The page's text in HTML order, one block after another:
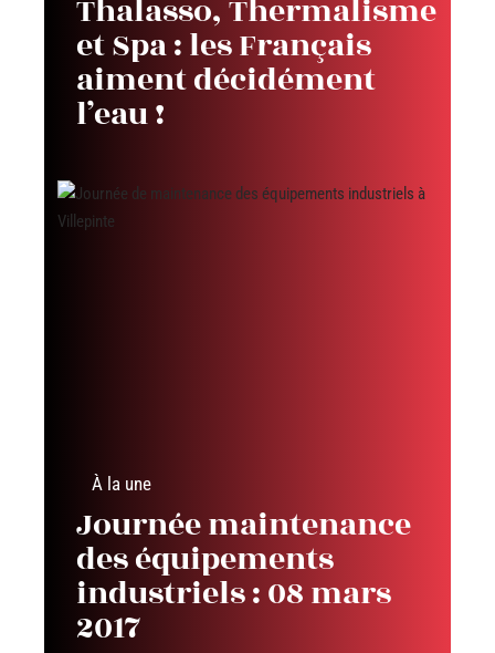
Thalasso, Thermalisme
et Spa : les Français
aiment décidément
l’eau !
À la une
Journée maintenance
des équipements
industriels : 08 mars
2017